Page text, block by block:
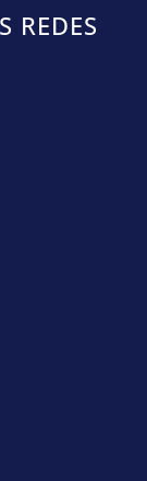
REDES